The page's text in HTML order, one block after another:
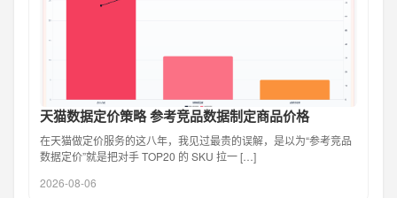
天猫数据定价策略 参考竞品数据制定商品价格
在天猫做定价服务的这八年，我见过最贵的误解，是以为“参考竞品
数据定价”就是把对手 TOP20 的 SKU 拉一 […]
2026-08-06